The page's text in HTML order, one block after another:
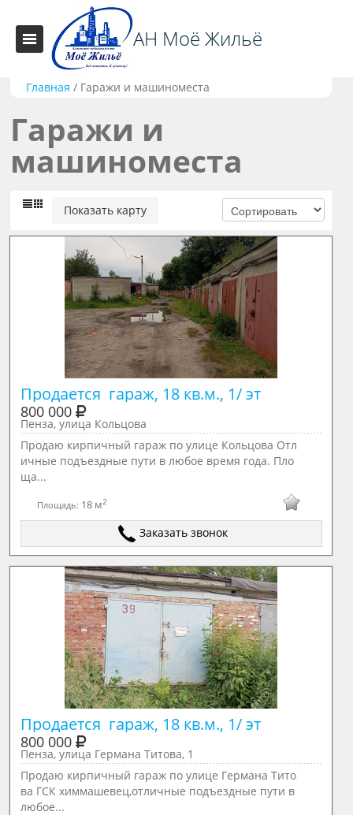
АН Моё Жильё
Главная / Гаражи и машиноместа
Гаражи и
машиноместа
Показать карту
Продается  гараж, 18 кв.м., 1/ эт
800 000
Пенза, улица Кольцова
Продаю кирпичный гараж по улице Кольцова Отл
ичные подъездные пути в любое время года. Пло
ща...
Площадь: 18 м2
Заказать звонок
Продается  гараж, 18 кв.м., 1/ эт
800 000
Пенза, улица Германа Титова, 1
Продаю кирпичный гараж по улице Германа Тито
ва ГСК химмашевец,отличные подъездные пути в
любое...